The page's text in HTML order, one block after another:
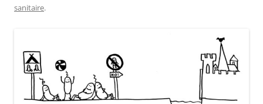
sanitaire.